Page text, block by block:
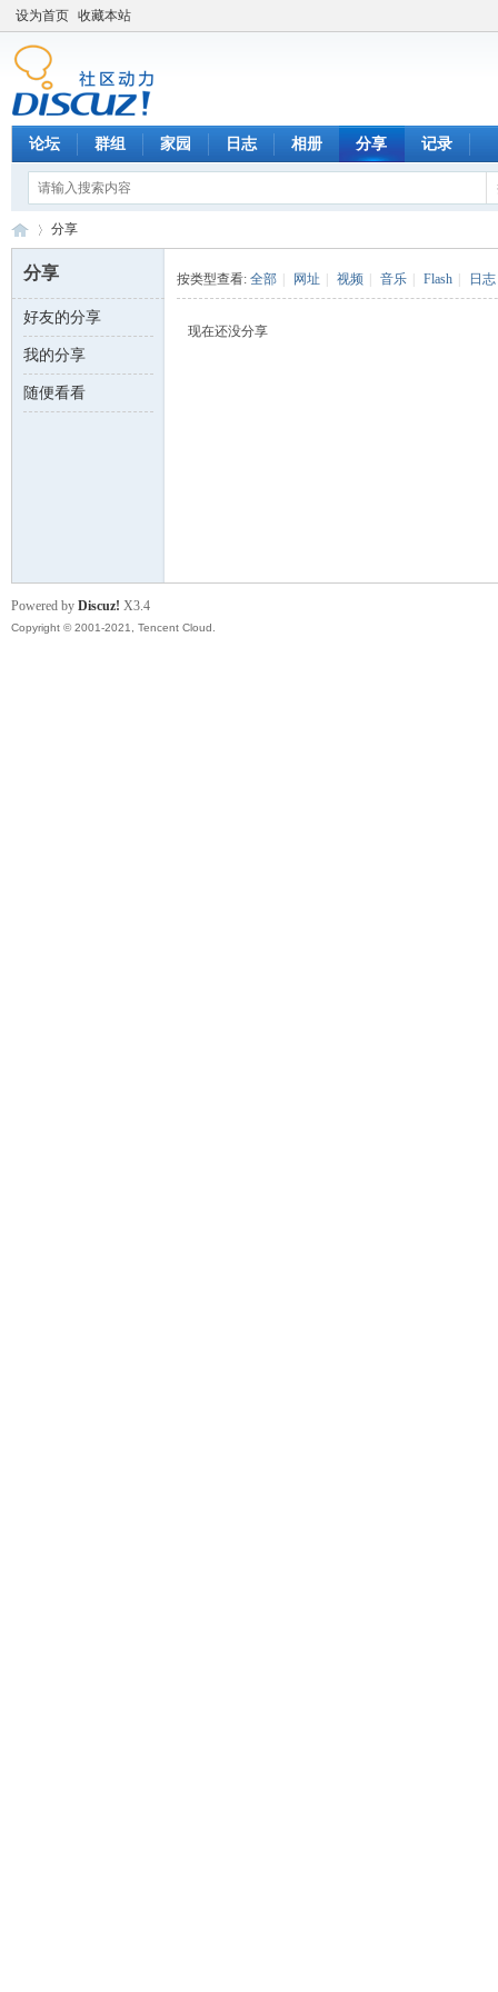
设为首页 收藏本站
论坛 群组 家园 日志 相册 分享 记录
数 ›
分享
分享
好友的分享
我的分享
随便看看
按类型查看: 全部 网址 视频 音乐 Flash 日志
现在还没分享
Powered by Discuz! X3.4
Copyright © 2001-2021, Tencent Cloud.